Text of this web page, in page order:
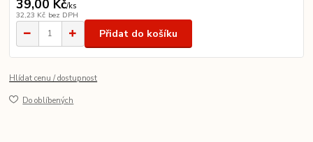
39,00 Kč/ks
32,23 Kč bez DPH
Přidat do košíku
Hlídat cenu / dostupnost
Do oblíbených